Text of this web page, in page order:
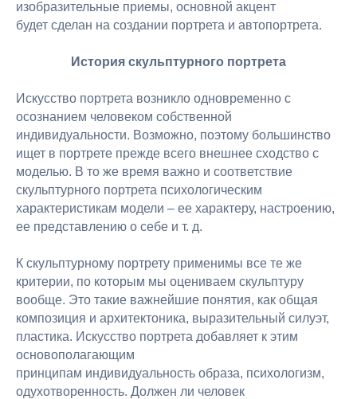
изобразительные приемы, основной акцент
будет сделан на создании портрета и автопортрета.
История скульптурного портрета
Искусство портрета возникло одновременно с
осознанием человеком собственной
индивидуальности. Возможно, поэтому большинство
ищет в портрете прежде всего внешнее сходство с
моделью. В то же время важно и соответствие
скульптурного портрета психологическим
характеристикам модели – ее характеру, настроению,
ее представлению о себе и т. д.
К скульптурному портрету применимы все те же
критерии, по которым мы оцениваем скульптуру
вообще. Это такие важнейшие понятия, как общая
композиция и архитектоника, выразительный силуэт,
пластика. Искусство портрета добавляет к этим
основополагающим
принципам индивидуальность образа, психологизм,
одухотворенность. Должен ли человек